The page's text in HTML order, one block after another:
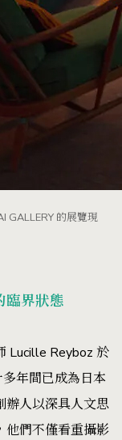
GALLERY 的展覽現
臨界狀態
Lucille Reyboz 於
年間已成為日本
辦人以深具人文思
他們不僅看重攝影